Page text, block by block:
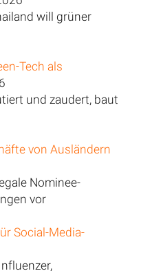
will grüner
Tech als
und zaudert, baut
von Ausländern
Nominee-
vor
Social-Media-